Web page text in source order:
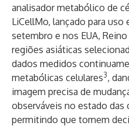
analisador metabólico de
LiCellMo, lançado para uso
setembro e nos EUA,
regiões asiáticas
dados medidos
metabólicas celulares3,
imagem precisa de
observáveis ​​no estado
permitindo que tomem